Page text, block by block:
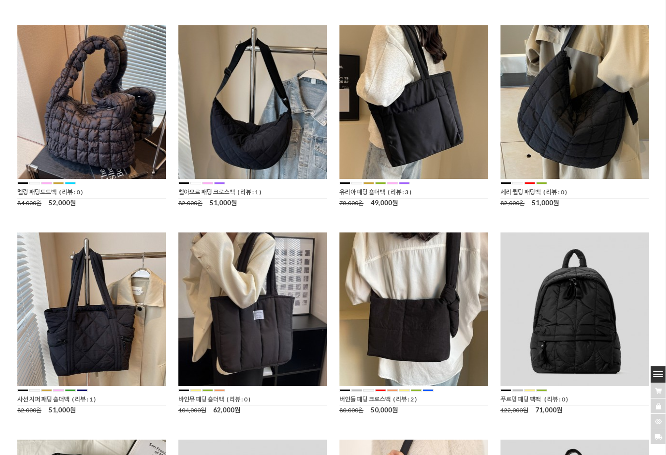
멜랑 패딩토트백 ( 리뷰 : 0 )
84,000원
52,000원
벨아모르 패딩 크로스백 ( 리뷰 : 1 )
82,000원
51,000원
유리아 패딩 숄더백 ( 리뷰 : 3 )
78,000원
49,000원
세리 퀼팅 패딩백 ( 리뷰 : 0 )
82,000원
51,000원
사선 지퍼 패딩 숄더백 ( 리뷰 : 1 )
82,000원
51,000원
바인뮤 패딩 숄더백 ( 리뷰 : 0 )
104,000원
62,000원
버인들 패딩 크로스백 ( 리뷰 : 2 )
80,000원
50,000원
푸르밍 패딩 팩팩 ( 리뷰 : 0 )
122,000원
71,000원